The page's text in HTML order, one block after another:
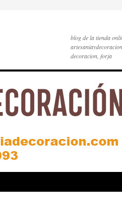
blog de la tienda
decoracion, forja